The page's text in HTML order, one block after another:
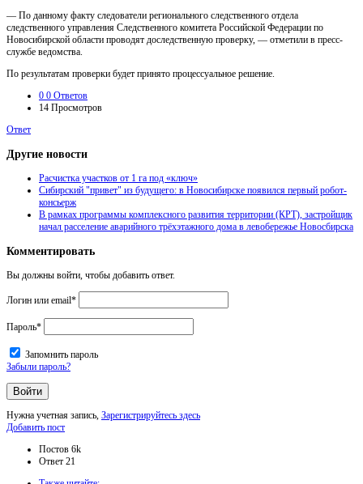
— По данному факту следователи регионального следственного отдела
следственного управления Следственного комитета Российской Федерации по
Новосибирской области проводят доследственную проверку, — отметили в пресс-
службе ведомства.
По результатам проверки будет принято процессуальное решение.
0 0 Ответов
14 Просмотров
Ответ
Другие новости
Расчистка участков от 1 га под «ключ»
Сибирский "привет" из будущего: в Новосибирске появился первый робот-
консьерж
В рамках программы комплексного развития территории (КРТ), застройщик
начал расселение аварийного трёхэтажного дома в левобережье Новосбирска
Комментировать
Вы должны войти, чтобы добавить ответ.
Логин или email*
Пароль*
Запомнить пароль
Забыли пароль?
Нужна учетная запись, Зарегистрируйтесь здесь
Боковая
Добавить пост
Статистика
Постов 6k
Ответ 21